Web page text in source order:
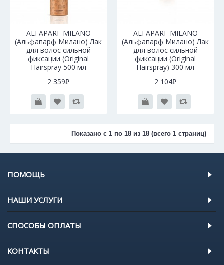
ALFAPARF MILANO
(Альфапарф Милано) Лак
для волос сильной
фиксации (Original
Hairspray 500 мл
2 359₽
ALFAPARF MILANO
(Альфапарф Милано) Лак
для волос сильной
фиксации (Original
Hairspray) 300 мл
2 104₽
Показано с 1 по 18 из 18 (всего 1 страниц)
ПОМОЩЬ
НАШИ УСЛУГИ
СПОСОБЫ ОПЛАТЫ
КОНТАКТЫ